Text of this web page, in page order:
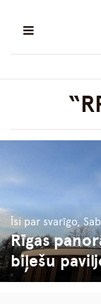
Īsi par svarīgo,
Rīgas
biļešu